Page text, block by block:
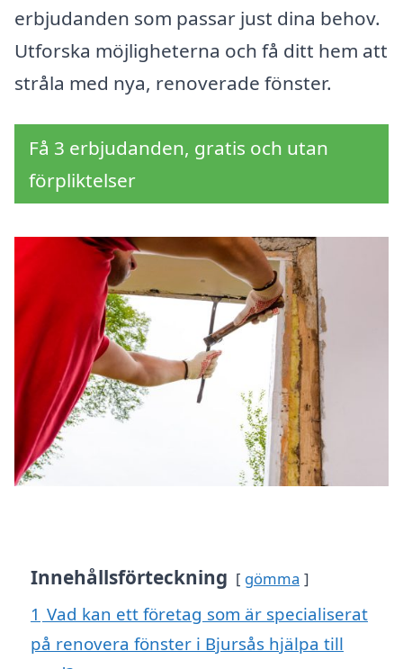
erbjudanden som passar just dina behov.
Utforska möjligheterna och få ditt hem att
stråla med nya, renoverade fönster.
Få 3 erbjudanden, gratis och utan
förpliktelser
Innehållsförteckning gömma
1 Vad kan ett företag som är specialiserat
på renovera fönster i Bjursås hjälpa till